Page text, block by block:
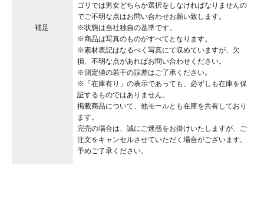
補足
ゴリでは男女どちらか選択をしなければなりませんの
でご不明な点はお問い合わせお願い致します。
※状態は当社独自の基準です。
※商品は写真のものがすべてとなります。
※素材表記はなるべく写真にて収めていますが、欠
損、不明な点があればお問い合わせください。
※測定値の若干の誤差はご了承ください。
※「在庫有り」の表示であっても、必ずしも在庫を保
証するものではありません。
掲載商品について、他モールとも在庫を共有しており
ます。
完売の場合は、誠にご迷惑をお掛けいたしますが、ご
注文をキャンセルさせていただく場合がございます。
予めご了承ください。